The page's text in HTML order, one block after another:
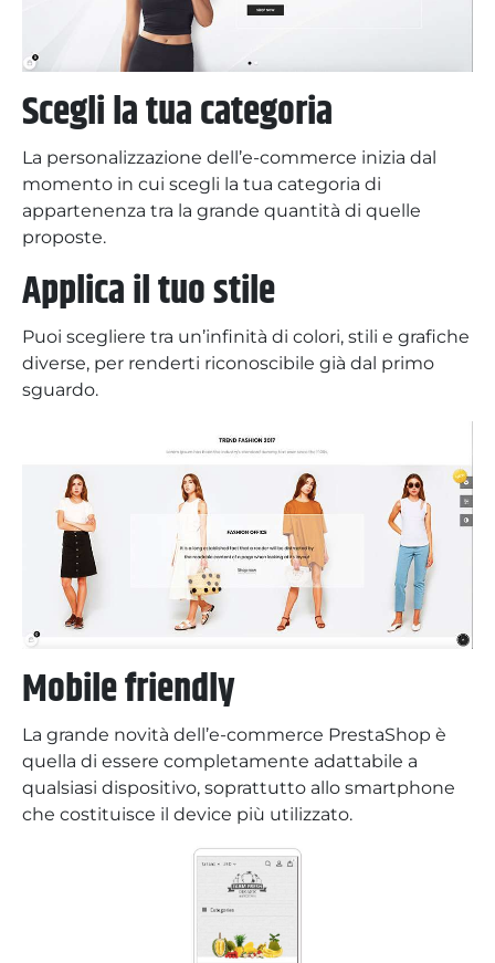
Scegli la tua categoria
La personalizzazione dell’e-commerce inizia dal
momento in cui scegli la tua categoria di
appartenenza tra la grande quantità di quelle
proposte.
Applica il tuo stile
Puoi scegliere tra un’infinità di colori, stili e grafiche
diverse, per renderti riconoscibile già dal primo
sguardo.
Mobile friendly
La grande novità dell’e-commerce PrestaShop è
quella di essere completamente adattabile a
qualsiasi dispositivo, soprattutto allo smartphone
che costituisce il device più utilizzato.